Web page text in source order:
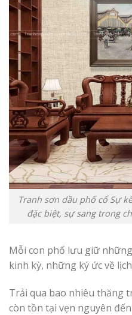
Tranh sơn dầu phố cổ Sự
đặc biệt, sự sang trong
Mỗi con phố lưu giữ
kinh kỳ, những ký ức về
Trải qua bao nhiêu thăng
còn tồn tại vẹn nguyên